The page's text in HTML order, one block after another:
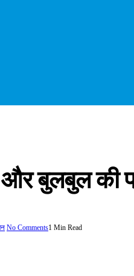
और बुलबुल की
No Comments1 Min Read